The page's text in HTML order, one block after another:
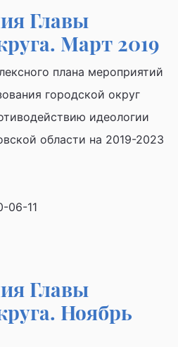
Главы
Март 2019
плана мероприятий
городской округ
идеологии
области на 2019-2023
06-11
Главы
Ноябрь